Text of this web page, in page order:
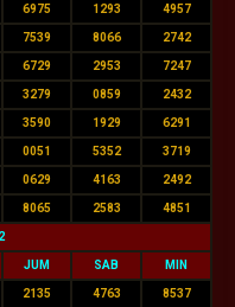
6975 1293 4957
7539 8066 2742
6729 2953 7247
3279 0859 2432
3590 1929 6291
0051 5352 3719
0629 4163 2492
8065 2583 4851
JUM SAB MIN
2135 4763 8537